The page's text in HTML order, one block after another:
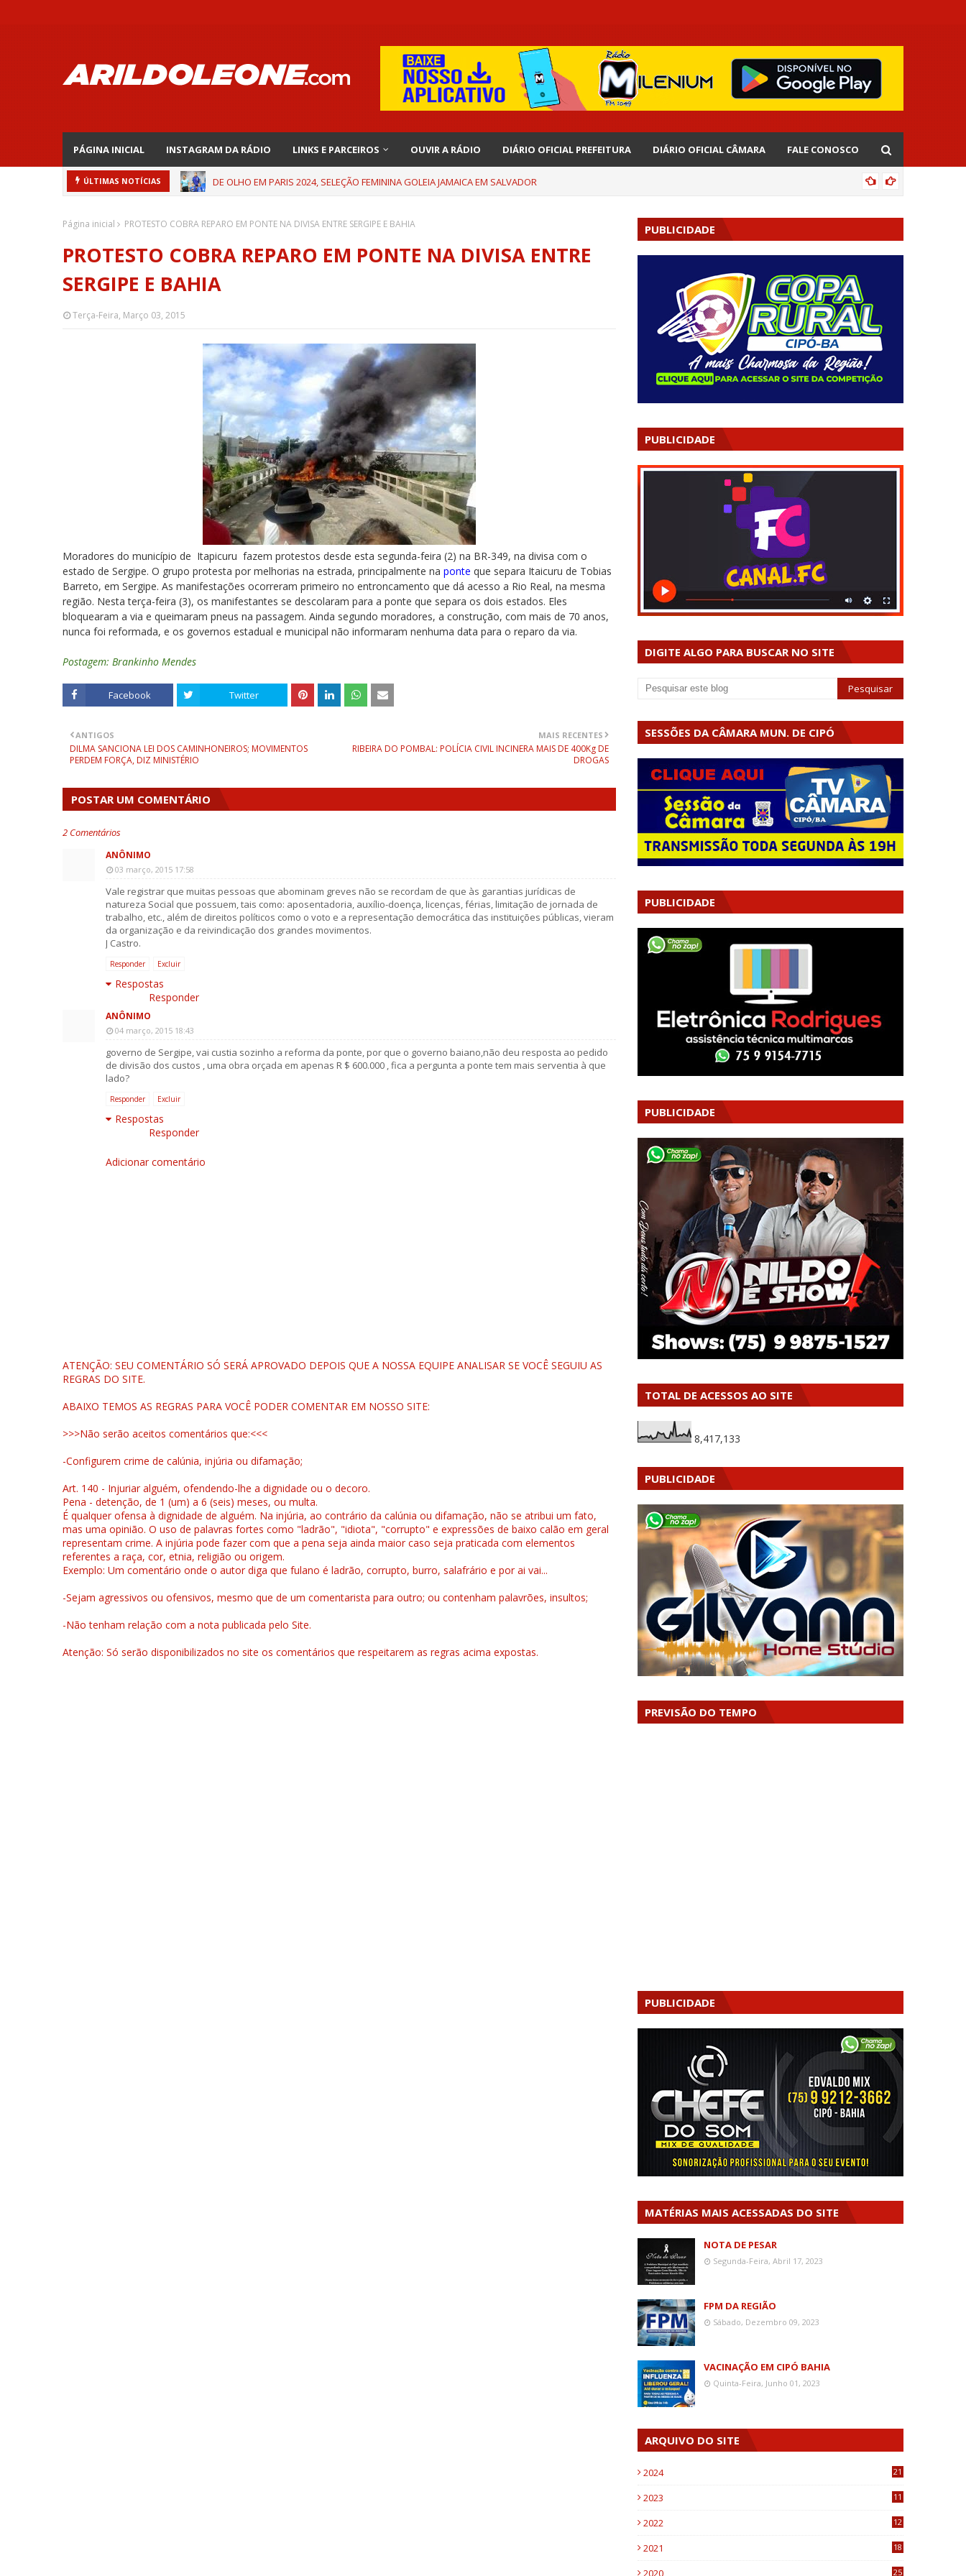
PÁGINA INICIAL INSTAGRAM DA RÁDIO LINKS E PARCEIROS OUVIR A RÁDIO DIÁRIO OFICIAL PREFEITURA DIÁRIO OFICIAL CÂMARA FALE CONOSCO
ÚLTIMAS NOTÍCIAS DE OLHO EM PARIS 2024, SELEÇÃO FEMININA GOLEIA JAMAICA EM SALVADOR
Página inicial PROTESTO COBRA REPARO EM PONTE NA DIVISA ENTRE SERGIPE E BAHIA
PROTESTO COBRA REPARO EM PONTE NA DIVISA ENTRE
SERGIPE E BAHIA
Terça-Feira, Março 03, 2015
Moradores do município de Itapicuru fazem protestos desde esta segunda-feira (2) na BR-349, na divisa com o
estado de Sergipe. O grupo protesta por melhorias na estrada, principalmente na ponte que separa Itaicuru de Tobias
Barreto, em Sergipe. As manifestações ocorreram primeiro no entroncamento que dá acesso a Rio Real, na mesma
região. Nesta terça-feira (3), os manifestantes se descolaram para a ponte que separa os dois estados. Eles
bloquearam a via e queimaram pneus na passagem. Ainda segundo moradores, a construção, com mais de 70 anos,
nunca foi reformada, e os governos estadual e municipal não informaram nenhuma data para o reparo da via.
Postagem: Brankinho Mendes
Facebook Twitter
MAIS RECENTES
RIBEIRA DO POMBAL: POLÍCIA CIVIL INCINERA MAIS DE 400Kg DE
DROGAS
ANTIGOS
DILMA SANCIONA LEI DOS CAMINHONEIROS; MOVIMENTOS
PERDEM FORÇA, DIZ MINISTÉRIO
POSTAR UM COMENTÁRIO
2 Comentários
ANÔNIMO
03 março, 2015 17:58
Vale registrar que muitas pessoas que abominam greves não se recordam de que às garantias jurídicas de
natureza Social que possuem, tais como: aposentadoria, auxílio-doença, licenças, férias, limitação de jornada de
trabalho, etc., além de direitos políticos como o voto e a representação democrática das instituições públicas, vieram
da organização e da reivindicação dos grandes movimentos.
J Castro.
Responder Excluir
Respostas
Responder
ANÔNIMO
04 março, 2015 18:43
governo de Sergipe, vai custia sozinho a reforma da ponte, por que o governo baiano,não deu resposta ao pedido
de divisão dos custos , uma obra orçada em apenas R $ 600.000 , fica a pergunta a ponte tem mais serventia à que
lado?
Responder Excluir
Respostas
Responder
Adicionar comentário
ATENÇÃO: SEU COMENTÁRIO SÓ SERÁ APROVADO DEPOIS QUE A NOSSA EQUIPE ANALISAR SE VOCÊ SEGUIU AS
REGRAS DO SITE.
ABAIXO TEMOS AS REGRAS PARA VOCÊ PODER COMENTAR EM NOSSO SITE:
>>>Não serão aceitos comentários que:<<<
-Configurem crime de calúnia, injúria ou difamação;
Art. 140 - Injuriar alguém, ofendendo-lhe a dignidade ou o decoro.
Pena - detenção, de 1 (um) a 6 (seis) meses, ou multa.
É qualquer ofensa à dignidade de alguém. Na injúria, ao contrário da calúnia ou difamação, não se atribui um fato,
mas uma opinião. O uso de palavras fortes como "ladrão", "idiota", "corrupto" e expressões de baixo calão em geral
representam crime. A injúria pode fazer com que a pena seja ainda maior caso seja praticada com elementos
referentes a raça, cor, etnia, religião ou origem.
Exemplo: Um comentário onde o autor diga que fulano é ladrão, corrupto, burro, salafrário e por ai vai...
-Sejam agressivos ou ofensivos, mesmo que de um comentarista para outro; ou contenham palavrões, insultos;
-Não tenham relação com a nota publicada pelo Site.
Atenção: Só serão disponibilizados no site os comentários que respeitarem as regras acima expostas.
PUBLICIDADE
PUBLICIDADE
DIGITE ALGO PARA BUSCAR NO SITE
SESSÕES DA CÂMARA MUN. DE CIPÓ
PUBLICIDADE
PUBLICIDADE
TOTAL DE ACESSOS AO SITE
8,417,133
PUBLICIDADE
PREVISÃO DO TEMPO
PUBLICIDADE
MATÉRIAS MAIS ACESSADAS DO SITE
NOTA DE PESAR
Segunda-Feira, Abril 17, 2023
FPM DA REGIÃO
Sábado, Dezembro 09, 2023
VACINAÇÃO EM CIPÓ BAHIA
Quinta-Feira, Junho 01, 2023
ARQUIVO DO SITE
2024 21
2023
11
2022
12
2021
18
2020 25